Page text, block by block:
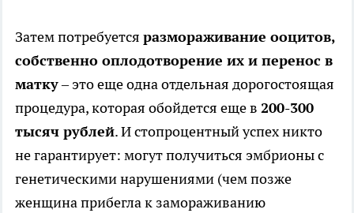
Затем потребуется размораживание ооцитов,
собственно оплодотворение их и перенос в
матку– это еще одна отдельная дорогостоящая
процедура, которая обойдется еще в 200-300
тысяч рублей. И стопроцентный успех никто
не гарантирует: могут получиться эмбрионы с
генетическими нарушениями (чем позже
женщина прибегла к замораживанию